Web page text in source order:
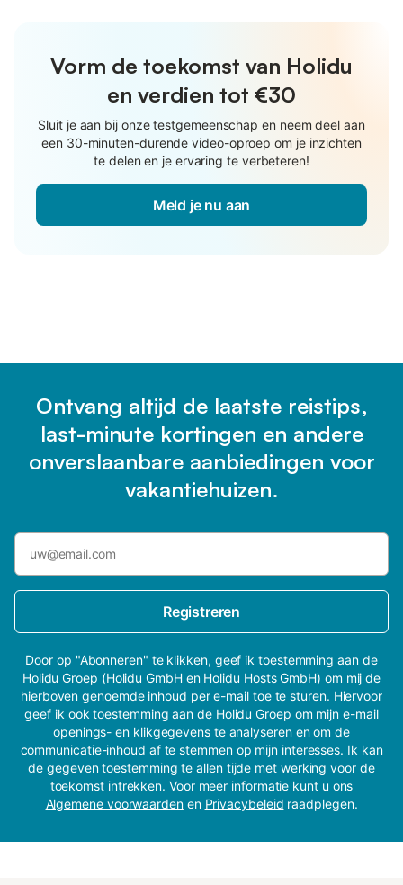
Vorm de toekomst van Holidu
en verdien tot €30
Sluit je aan bij onze testgemeenschap en neem deel aan
een 30-minuten-durende video-oproep om je inzichten
te delen en je ervaring te verbeteren!
Meld je nu aan
Ontvang altijd de laatste reistips,
last-minute kortingen en andere
onverslaanbare aanbiedingen voor
vakantiehuizen.
Registreren
Door op "Abonneren" te klikken, geef ik toestemming aan de
Holidu Groep (Holidu GmbH en Holidu Hosts GmbH) om mij de
hierboven genoemde inhoud per e-mail toe te sturen. Hiervoor
geef ik ook toestemming aan de Holidu Groep om mijn e-mail
openings- en klikgegevens te analyseren en om de
communicatie-inhoud af te stemmen op mijn interesses. Ik kan
de gegeven toestemming te allen tijde met werking voor de
toekomst intrekken. Voor meer informatie kunt u ons
Algemene voorwaardenen Privacybeleid raadplegen.